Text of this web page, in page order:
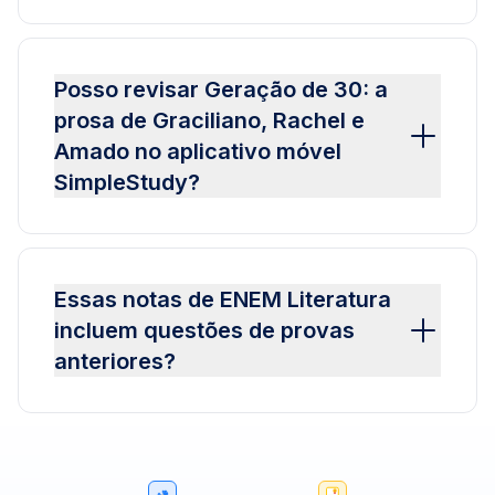
Posso revisar Geração de 30: a
prosa de Graciliano, Rachel e
Amado no aplicativo móvel
SimpleStudy?
Essas notas de ENEM Literatura
incluem questões de provas
anteriores?